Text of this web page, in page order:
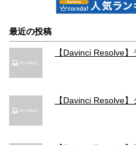
最近の投稿
【Davinci Resolve
【Davinci Resolve